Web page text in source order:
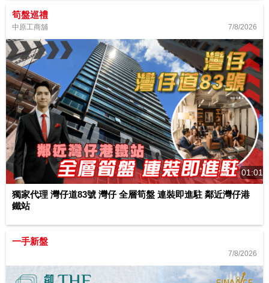
筍盤巡禮
中原工商舖 7/8/2026
01:01
獨家代理 灣仔道83號 灣仔 全層筍盤 連裝即進駐 鄰近灣仔港
鐵站
一手新盤
7/8/2026